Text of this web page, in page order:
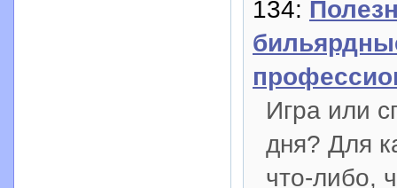
134:
Игра или
дня? Для
что-либо,